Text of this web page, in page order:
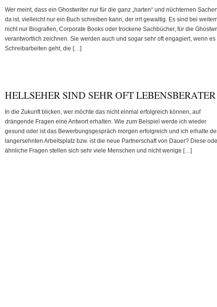
Wer meint, dass ein Ghostwriter nur für die ganz „harten“ und nüchternen
da ist, vielleicht nur ein Buch schreiben kann, der irrt gewaltig. Es sind bei
nicht nur Biografien, Corporate Books oder trockene Sachbücher, für die
verantwortlich zeichnen. Sie werden auch und sogar sehr oft engagiert, wenn es
Schreibarbeiten geht, die […]
HELLSEHER SIND SEHR OFT LEBENSBERATER
In die Zukunft blicken, wer möchte das nicht einmal erfolgreich können, auf
drängende Fragen eine Antwort erhalten. Wie zum Beispiel werde ich wieder
gesund oder ist das Bewerbungsgespräch morgen erfolgreich und ich erhalte
langersehnten Arbeitsplatz bzw. ist die neue Partnerschaft von Dauer? Diese
ähnliche Fragen stellen sich sehr viele Menschen und nicht wenige […]